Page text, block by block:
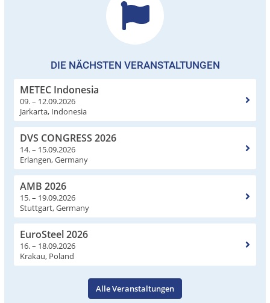
DIE NÄCHSTEN VERANSTALTUNGEN
METEC Indonesia
09. – 12.09.2026
Jarkarta, Indonesia
DVS CONGRESS 2026
14. – 15.09.2026
Erlangen, Germany
AMB 2026
15. – 19.09.2026
Stuttgart, Germany
EuroSteel 2026
16. – 18.09.2026
Krakau, Poland
Alle Veranstaltungen